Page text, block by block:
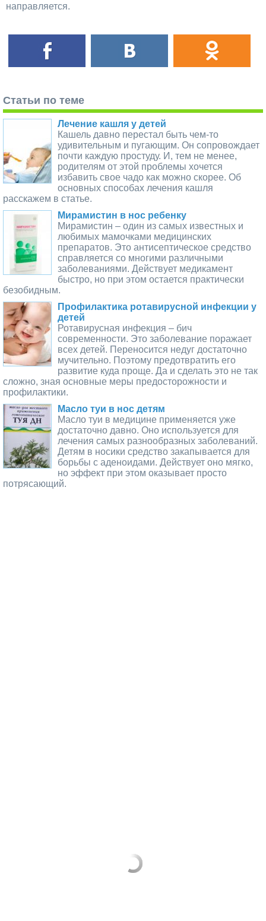
направляется.
Статьи по теме
Лечение кашля у детей
Кашель давно перестал быть чем-то
удивительным и пугающим. Он сопровождает
почти каждую простуду. И, тем не менее,
родителям от этой проблемы хочется
избавить свое чадо как можно скорее. Об
основных способах лечения кашля
расскажем в статье.
Мирамистин в нос ребенку
Мирамистин – один из самых известных и
любимых мамочками медицинских
препаратов. Это антисептическое средство
справляется со многими различными
заболеваниями. Действует медикамент
быстро, но при этом остается практически
безобидным.
Профилактика ротавирусной инфекции у
детей
Ротавирусная инфекция – бич
современности. Это заболевание поражает
всех детей. Переносится недуг достаточно
мучительно. Поэтому предотвратить его
развитие куда проще. Да и сделать это не так
сложно, зная основные меры предосторожности и
профилактики.
Масло туи в нос детям
Масло туи в медицине применяется уже
достаточно давно. Оно используется для
лечения самых разнообразных заболеваний.
Детям в носики средство закапывается для
борьбы с аденоидами. Действует оно мягко,
но эффект при этом оказывает просто
потрясающий.